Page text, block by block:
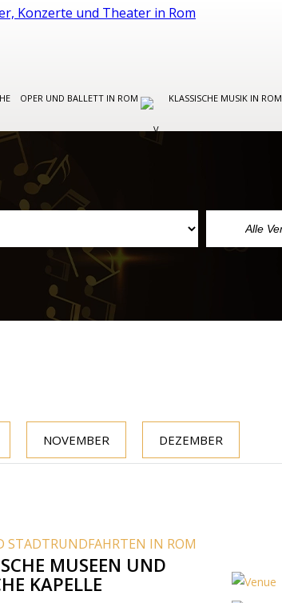
OPER UND BALLETT IN ROM KLASSISCHE MUSIK IN ROM
NOVEMBER DEZEMBER
STADTRUNDFAHRTEN IN ROM
MUSEEN UND
KAPELLE